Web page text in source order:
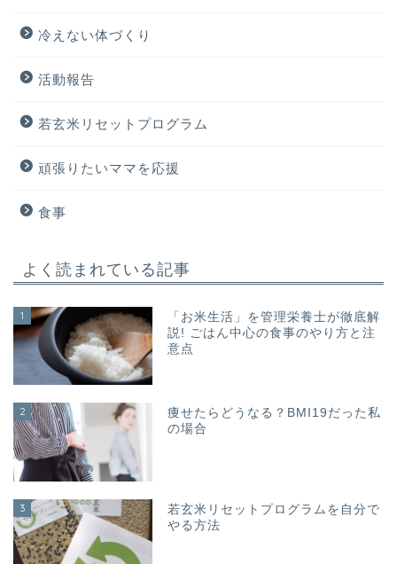
冷えない体づくり
活動報告
若玄米リセットプログラム
頑張りたいママを応援
食事
よく読まれている記事
1
「お米生活」を管理栄養士が徹底解
説! ごはん中心の食事のやり方と注
意点
2
痩せたらどうなる？BMI19だった私
の場合
3
若玄米リセットプログラムを自分で
やる方法